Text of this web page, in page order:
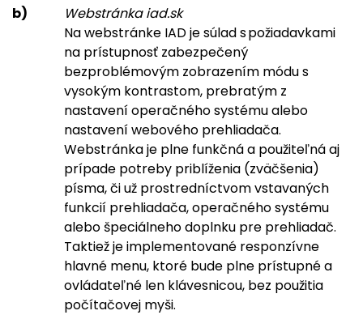
Webstránka iad.sk
Na webstránke IAD je súlad s požiadavkami
na prístupnosť zabezpečený
bezproblémovým zobrazením módu s
vysokým kontrastom, prebratým z
nastavení operačného systému alebo
nastavení webového prehliadača.
Webstránka je plne funkčná a použiteľná aj
prípade potreby priblíženia (zväčšenia)
písma, či už prostredníctvom vstavaných
funkcií prehliadača, operačného systému
alebo špeciálneho doplnku pre prehliadač.
Taktiež je implementované responzívne
hlavné menu, ktoré bude plne prístupné a
ovládateľné len klávesnicou, bez použitia
počítačovej myši.